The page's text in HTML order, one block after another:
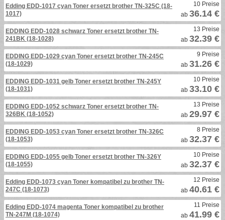
Edding EDD-1017 cyan Toner ersetzt brother TN-325C (18-
1017)
10 Preise
ab 36.14 €
EDDING EDD-1028 schwarz Toner ersetzt brother TN-
241BK (18-1028)
13 Preise
ab 32.39 €
EDDING EDD-1029 cyan Toner ersetzt brother TN-245C
(18-1029)
9 Preise
ab 31.26 €
EDDING EDD-1031 gelb Toner ersetzt brother TN-245Y
(18-1031)
10 Preise
ab 33.10 €
EDDING EDD-1052 schwarz Toner ersetzt brother TN-
326BK (18-1052)
13 Preise
ab 29.97 €
EDDING EDD-1053 cyan Toner ersetzt brother TN-326C
(18-1053)
8 Preise
ab 32.37 €
EDDING EDD-1055 gelb Toner ersetzt brother TN-326Y
(18-1055)
10 Preise
ab 32.37 €
Edding EDD-1073 cyan Toner kompatibel zu brother TN-
247C (18-1073)
12 Preise
ab 40.61 €
Edding EDD-1074 magenta Toner kompatibel zu brother
TN-247M (18-1074)
11 Preise
ab 41.99 €